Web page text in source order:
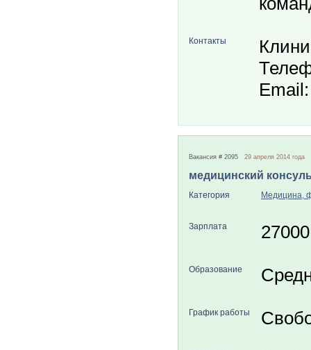
Контакты
Вакансия # 2095 29 апреля 2014 года
медицинский
Категория Медицина,
Зарплата 27000
Образование
График работы